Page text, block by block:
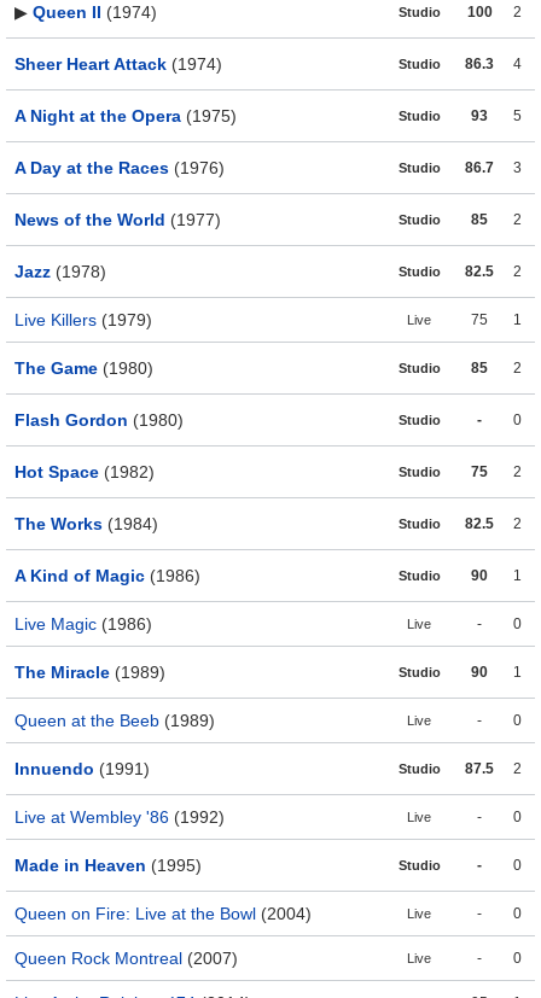
▶ Queen II (1974) Studio 100 2
Sheer Heart Attack (1974) Studio 86.3 4
A Night at the Opera (1975) Studio 93 5
A Day at the Races (1976) Studio 86.7 3
News of the World (1977) Studio 85 2
Jazz (1978) Studio 82.5 2
Live Killers (1979) Live 75 1
The Game (1980) Studio 85 2
Flash Gordon (1980) Studio - 0
Hot Space (1982) Studio 75 2
The Works (1984) Studio 82.5 2
A Kind of Magic (1986) Studio 90 1
Live Magic (1986) Live - 0
The Miracle (1989) Studio 90 1
Queen at the Beeb (1989) Live - 0
Innuendo (1991) Studio 87.5 2
Live at Wembley '86 (1992) Live - 0
Made in Heaven (1995) Studio - 0
Queen on Fire: Live at the Bowl (2004) Live - 0
Queen Rock Montreal (2007) Live - 0